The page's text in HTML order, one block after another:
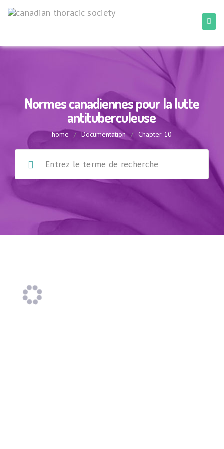
Normes canadiennes pour la lutte
antituberculeuse
home / Documentation / Chapter 10